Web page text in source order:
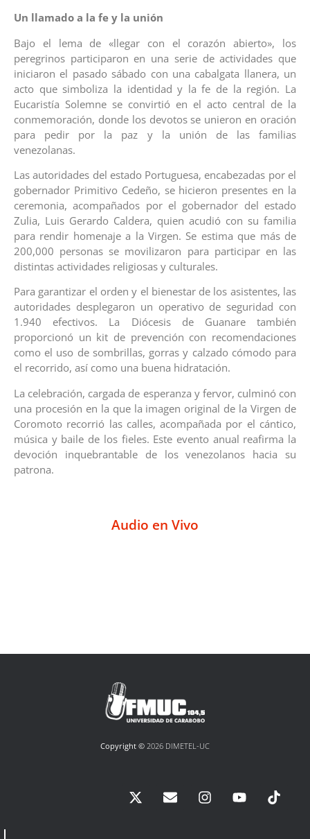
Un llamado a la fe y la unión
Bajo el lema de «llegar con el corazón abierto», los
peregrinos participaron en una serie de actividades que
iniciaron el pasado sábado con una cabalgata llanera, un
acto que simboliza la identidad y la fe de la región. La
Eucaristía Solemne se convirtió en el acto central de la
conmemoración, donde los devotos se unieron en oración
para pedir por la paz y la unión de las familias
venezolanas.
Las autoridades del estado Portuguesa, encabezadas por el
gobernador Primitivo Cedeño, se hicieron presentes en la
ceremonia, acompañados por el gobernador del estado
Zulia, Luis Gerardo Caldera, quien acudió con su familia
para rendir homenaje a la Virgen. Se estima que más de
200,000 personas se movilizaron para participar en las
distintas actividades religiosas y culturales.
Para garantizar el orden y el bienestar de los asistentes, las
autoridades desplegaron un operativo de seguridad con
1.940 efectivos. La Diócesis de Guanare también
proporcionó un kit de prevención con recomendaciones
como el uso de sombrillas, gorras y calzado cómodo para
el recorrido, así como una buena hidratación.
La celebración, cargada de esperanza y fervor, culminó con
una procesión en la que la imagen original de la Virgen de
Coromoto recorrió las calles, acompañada por el cántico,
música y baile de los fieles. Este evento anual reafirma la
devoción inquebrantable de los venezolanos hacia su
patrona.
Audio en Vivo
Copyright © 2026 DIMETEL-UC